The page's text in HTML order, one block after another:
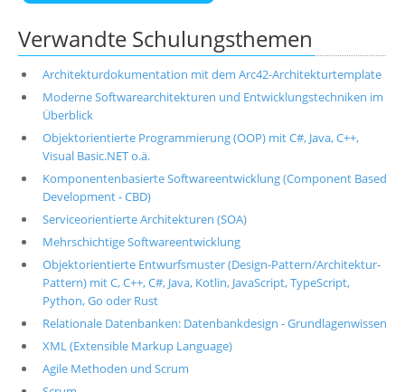
Verwandte Schulungsthemen
Architekturdokumentation mit dem Arc42-Architekturtemplate
Moderne Softwarearchitekturen und Entwicklungstechniken im
Überblick
Objektorientierte Programmierung (OOP) mit C#, Java, C++,
Visual Basic.NET o.ä.
Komponentenbasierte Softwareentwicklung (Component Based
Development - CBD)
Serviceorientierte Architekturen (SOA)
Mehrschichtige Softwareentwicklung
Objektorientierte Entwurfsmuster (Design-Pattern/Architektur-
Pattern) mit C, C++, C#, Java, Kotlin, JavaScript, TypeScript,
Python, Go oder Rust
Relationale Datenbanken: Datenbankdesign - Grundlagenwissen
XML (Extensible Markup Language)
Agile Methoden und Scrum